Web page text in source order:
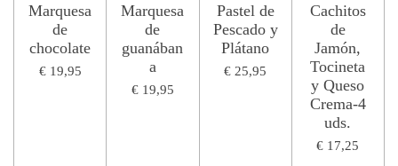
Marquesa
de
chocolate
€ 19,95
Marquesa
de
guanában
a
€ 19,95
Pastel de
Pescado y
Plátano
€ 25,95
Cachitos
de
Jamón,
Tocineta
y Queso
Crema-4
uds.
€ 17,25